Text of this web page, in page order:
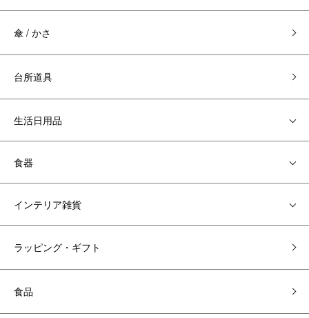
傘 / かさ
台所道具
生活日用品
食器
インテリア雑貨
ラッピング・ギフト
食品